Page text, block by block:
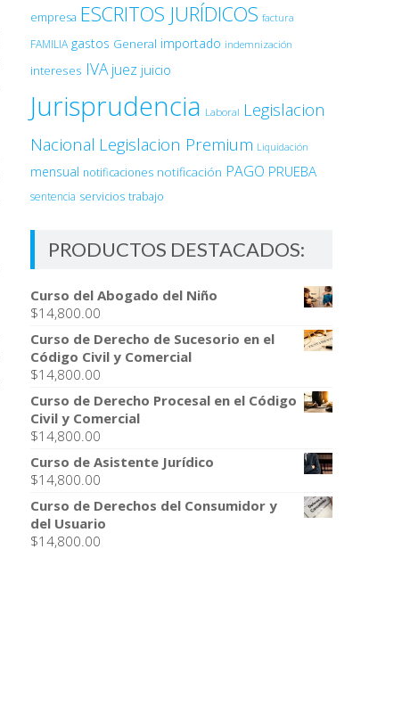
empresa ESCRITOS JURÍDICOS factura
FAMILIA gastos General importado indemnización
intereses IVA juez juicio
Jurisprudencia Laboral Legislacion
Nacional Legislacion Premium Liquidación
mensual notificaciones notificación PAGO PRUEBA
sentencia servicios trabajo
PRODUCTOS DESTACADOS:
Curso del Abogado del Niño
$14,800.00
Curso de Derecho de Sucesorio en el
Código Civil y Comercial
$14,800.00
Curso de Derecho Procesal en el Código
Civil y Comercial
$14,800.00
Curso de Asistente Jurídico
$14,800.00
Curso de Derechos del Consumidor y
del Usuario
$14,800.00